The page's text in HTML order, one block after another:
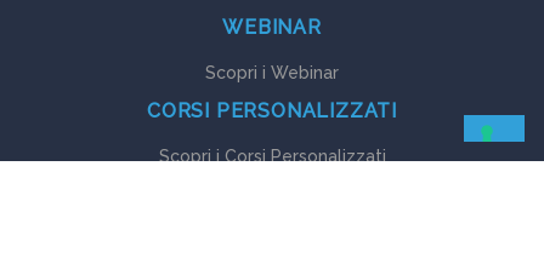
WEBINAR
Scopri i Webinar
CORSI PERSONALIZZATI
Scopri i Corsi Personalizzati